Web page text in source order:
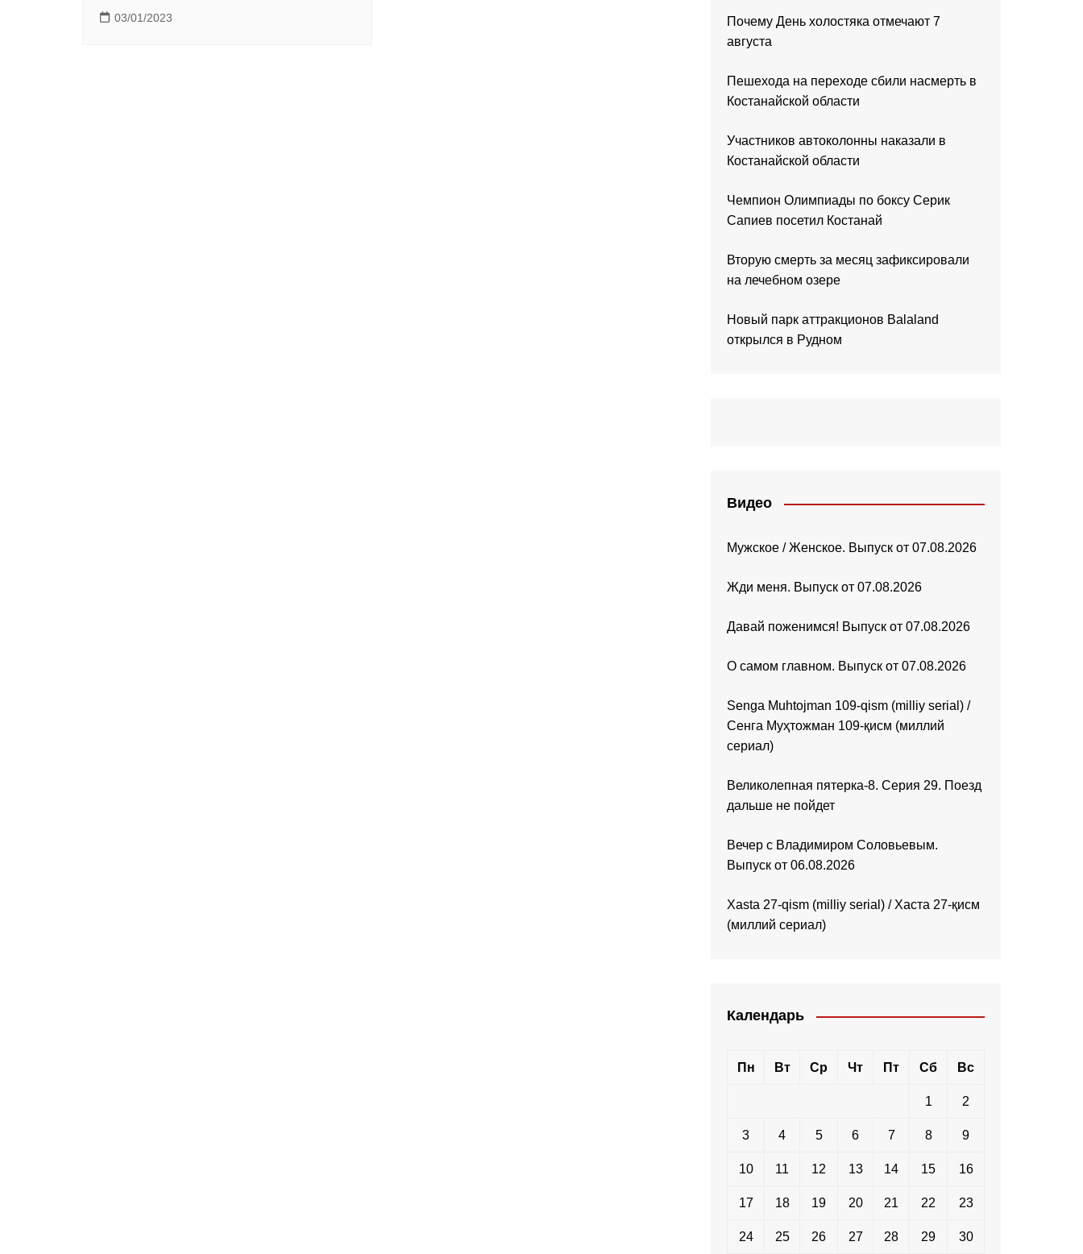
03/01/2023
Почему День холостяка отмечают 7
августа
Пешехода на переходе сбили насмерть в
Костанайской области
Участников автоколонны наказали в
Костанайской области
Чемпион Олимпиады по боксу Серик
Сапиев посетил Костанай
Вторую смерть за месяц зафиксировали
на лечебном озере
Новый парк аттракционов Balaland
открылся в Рудном
Видео
Мужское / Женское. Выпуск от 07.08.2026
Жди меня. Выпуск от 07.08.2026
Давай поженимся! Выпуск от 07.08.2026
О самом главном. Выпуск от 07.08.2026
Senga Muhtojman 109-qism (milliy serial) /
Сенга Муҳтожман 109-қисм (миллий
сериал)
Великолепная пятерка-8. Серия 29. Поезд
дальше не пойдет
Вечер с Владимиром Соловьевым.
Выпуск от 06.08.2026
Xasta 27-qism (milliy serial) / Хаста 27-қисм
(миллий сериал)
Календарь
Пн Вт Ср Чт Пт Сб Вс
1 2
3 4 5 6 7 8 9
10 11 12 13 14 15 16
17 18 19 20 21 22 23
24 25 26 27 28 29 30